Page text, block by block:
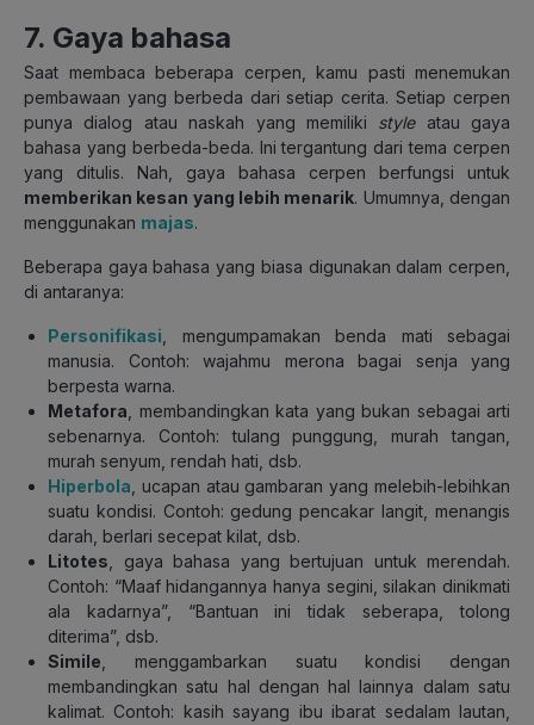
7. Gaya bahasa
Saat membaca beberapa cerpen, kamu pasti menemukan
pembawaan yang berbeda dari setiap cerita. Setiap cerpen
punya dialog atau naskah yang memiliki styleatau gaya
bahasa yang berbeda-beda. Ini tergantung dari tema cerpen
yang ditulis. Nah, gaya bahasa cerpen berfungsi untuk
memberikan kesan yang lebih menarik. Umumnya, dengan
menggunakan majas.
Beberapa gaya bahasa yang biasa digunakan dalam cerpen,
di antaranya:
Personifikasi , mengumpamakan benda mati sebagai
manusia. Contoh: wajahmu merona bagai senja yang
berpesta warna.
Metafora , membandingkan kata yang bukan sebagai arti
sebenarnya. Contoh: tulang punggung, murah tangan,
murah senyum, rendah hati, dsb.
Hiperbola , ucapan atau gambaran yang melebih-lebihkan
suatu kondisi. Contoh: gedung pencakar langit, menangis
darah, berlari secepat kilat, dsb.
Litotes , gaya bahasa yang bertujuan untuk merendah.
Contoh: “Maaf hidangannya hanya segini, silakan dinikmati
ala kadarnya”, “Bantuan ini tidak seberapa, tolong
diterima”, dsb.
Simile , menggambarkan suatu kondisi dengan
membandingkan satu hal dengan hal lainnya dalam satu
kalimat. Contoh: kasih sayang ibu ibarat sedalam lautan,